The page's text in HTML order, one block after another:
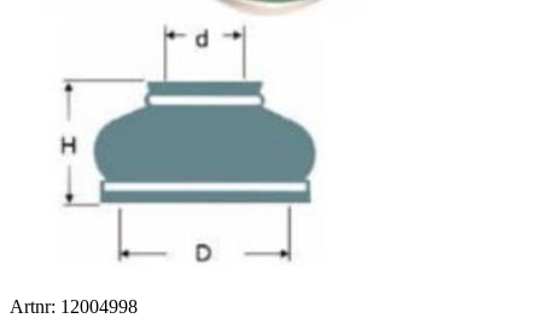
Artnr: 12004998